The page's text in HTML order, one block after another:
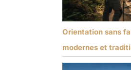
Orientation sans
modernes et